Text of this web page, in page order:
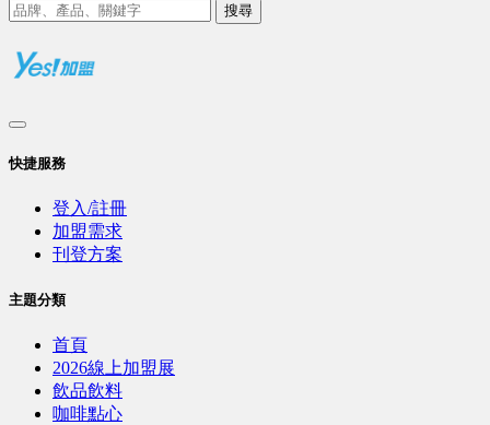
搜尋
快捷服務
登入/註冊
加盟需求
刊登方案
主題分類
首頁
2026線上加盟展
飲品飲料
咖啡點心